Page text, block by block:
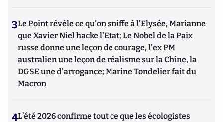
3Le Point révèle ce qu'on sniffe à l'Elysée, Marianne
que Xavier Niel hacke l'Etat; Le Nobel de la Paix
russe donne une leçon de courage, l'ex PM
australien une leçon de réalisme sur la Chine, la
DGSE une d'arrogance; Marine Tondelier fait du
Macron
4L’été 2026 confirme tout ce que les écologistes